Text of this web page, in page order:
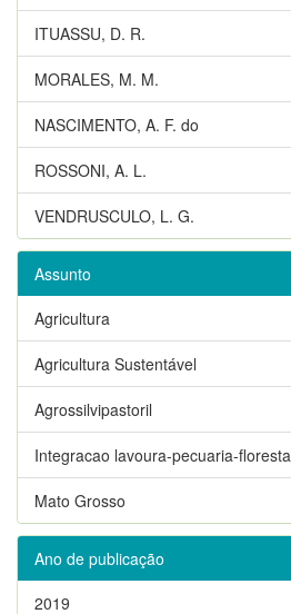
ITUASSU, D. R.
MORALES, M. M.
NASCIMENTO, A. F. do
ROSSONI, A. L.
VENDRUSCULO, L. G.
Assunto
Agricultura
Agricultura Sustentável
Agrossilvipastoril
Integracao lavoura-pecuaria-floresta
Mato Grosso
Ano de publicação
2019